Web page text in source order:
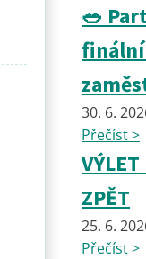
🥗
30. 6.
Přečíst >
ZPĚT
25. 6.
Přečíst >